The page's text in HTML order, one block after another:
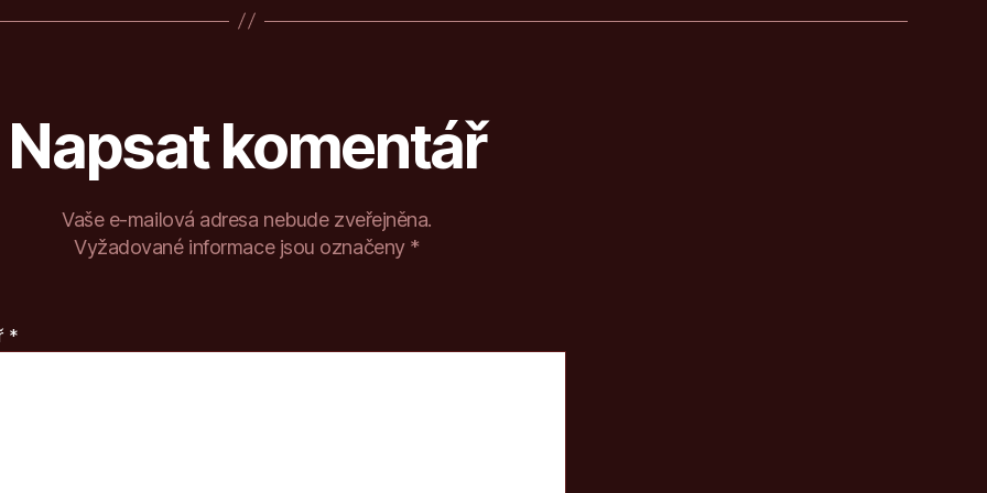
Napsat komentář
Vaše e-mailová adresa nebude zveřejněna.
Vyžadované informace jsou označeny *
*